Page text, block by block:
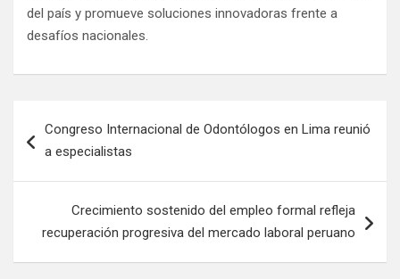
del país y promueve soluciones innovadoras frente a
desafíos nacionales.
Congreso Internacional de Odontólogos en Lima reunió
a especialistas
Crecimiento sostenido del empleo formal refleja
recuperación progresiva del mercado laboral peruano